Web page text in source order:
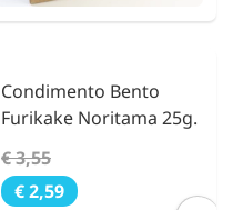
Condimento Bento
Furikake Noritama 25g.
€ 3,55
€ 2,59